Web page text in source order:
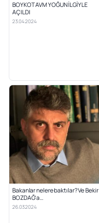
BOYKOT AVM YOĞUN İLGİYLE
AÇILDI
23.04.2024
Bakanlar nelere baktılar? Ve Bekir
BOZDAĞ’a…
26.03.2024